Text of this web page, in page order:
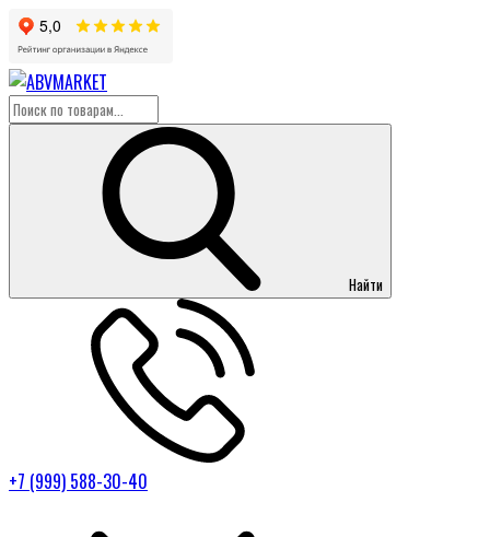
Найти
+7 (999) 588-30-40